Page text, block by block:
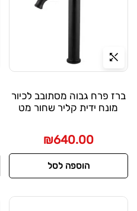
ברז פרח גבוה מסתובב לכיור
מונח ידית קליר שחור מט
₪640.00
הוספה לסל